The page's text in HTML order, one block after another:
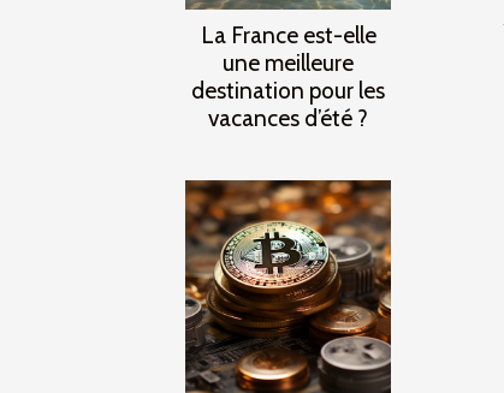
La France est-elle
une meilleure
destination pour les
vacances d’été ?